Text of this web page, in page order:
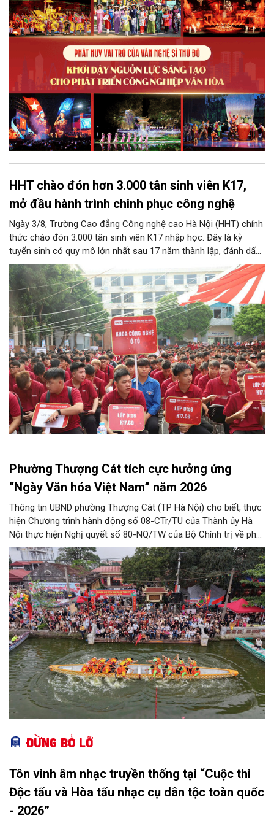
điều kiện để nguồn lực sáng tạo ấy phát triển sẽ là “chìa khóa”
để Hà Nội khai thác hiệu quả tiềm năng văn hóa, nâng cao năng
lực cạnh tranh và khẳng định vị thế của một trung tâm sáng tạo
trong kỷ nguyên mới.
HHT chào đón hơn 3.000 tân sinh viên K17,
mở đầu hành trình chinh phục công nghệ
Ngày 3/8, Trường Cao đẳng Công nghệ cao Hà Nội (HHT) chính
thức chào đón 3.000 tân sinh viên K17 nhập học. Đây là kỳ
tuyển sinh có quy mô lớn nhất sau 17 năm thành lập, đánh dấu
bước chuyển mình quan trọng của nhà trường.
Phường Thượng Cát tích cực hưởng ứng
“Ngày Văn hóa Việt Nam” năm 2026
Thông tin UBND phường Thượng Cát (TP Hà Nội) cho biết, thực
hiện Chương trình hành động số 08-CTr/TU của Thành ủy Hà
Nội thực hiện Nghị quyết số 80-NQ/TW của Bộ Chính trị về phát
triển Văn hóa Việt Nam; Kế hoạch của UBND Thành phố Hà Nội,
phường Thượng Cát tổ chức nhiều hoạt động trong tháng
11/2026 hưởng ứng “Ngày Văn hóa Việt Nam” năm 2026 trên
địa bàn.
Đừng bỏ lỡ
Tôn vinh âm nhạc truyền thống tại “Cuộc thi
Độc tấu và Hòa tấu nhạc cụ dân tộc toàn quốc
- 2026”